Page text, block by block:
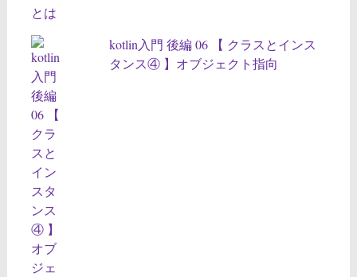
kotlin入門 後編 06 【 クラスとインス
タンス④ 】オブジェクト指向